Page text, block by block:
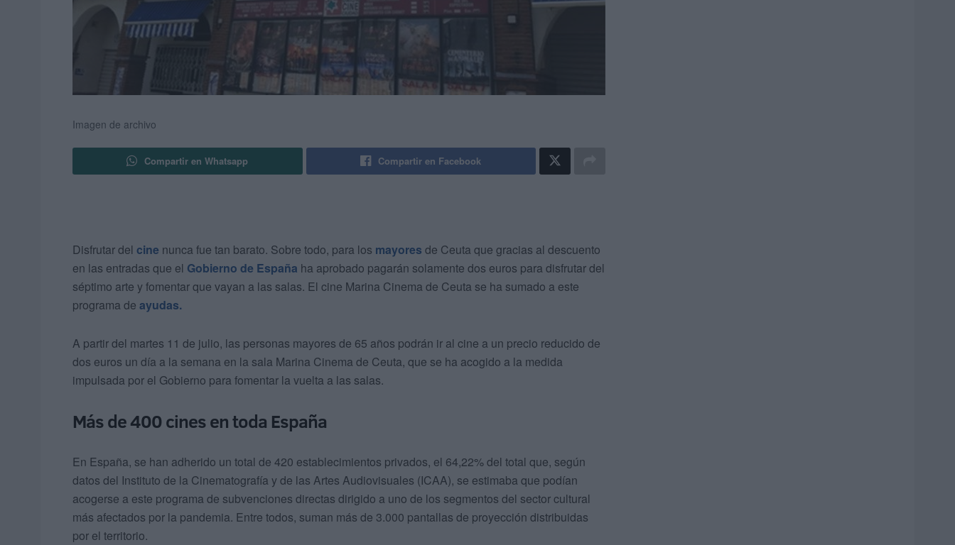
Imagen de archivo
Compartir en Whatsapp Compartir en Facebook
Disfrutar del cine nunca fue tan barato. Sobre todo, para los mayores de Ceuta que gracias al descuento
en las entradas que el Gobierno de España ha aprobado pagarán solamente dos euros para disfrutar del
séptimo arte y fomentar que vayan a las salas. El cine Marina Cinema de Ceuta se ha sumado a este
programa de ayudas.
A partir del martes 11 de julio, las personas mayores de 65 años podrán ir al cine a un precio reducido de
dos euros un día a la semana en la sala Marina Cinema de Ceuta, que se ha acogido a la medida
impulsada por el Gobierno para fomentar la vuelta a las salas.
Más de 400 cines en toda España
En España, se han adherido un total de 420 establecimientos privados, el 64,22% del total que, según
datos del Instituto de la Cinematografía y de las Artes Audiovisuales (ICAA), se estimaba que podían
acogerse a este programa de subvenciones directas dirigido a uno de los segmentos del sector cultural
más afectados por la pandemia. Entre todos, suman más de 3.000 pantallas de proyección distribuidas
por el territorio.